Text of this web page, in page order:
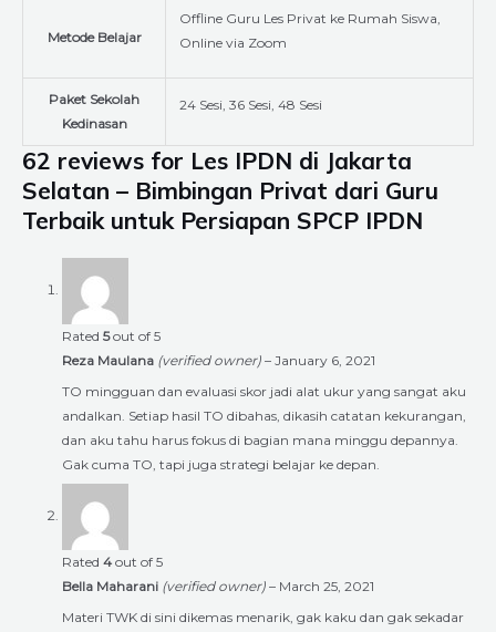
Metode Belajar
Offline Guru Les Privat ke Rumah Siswa,
Online via Zoom
Paket Sekolah
Kedinasan
24 Sesi, 36 Sesi, 48 Sesi
62 reviews for Les IPDN di Jakarta
Selatan – Bimbingan Privat dari Guru
Terbaik untuk Persiapan SPCP IPDN
Rated 5out of 5
Reza Maulana (verified owner) – January 6, 2021
TO mingguan dan evaluasi skor jadi alat ukur yang sangat aku
andalkan. Setiap hasil TO dibahas, dikasih catatan kekurangan,
dan aku tahu harus fokus di bagian mana minggu depannya.
Gak cuma TO, tapi juga strategi belajar ke depan.
Rated 4 out of 5
Bella Maharani (verified owner) – March 25, 2021
Materi TWK di sini dikemas menarik, gak kaku dan gak sekadar